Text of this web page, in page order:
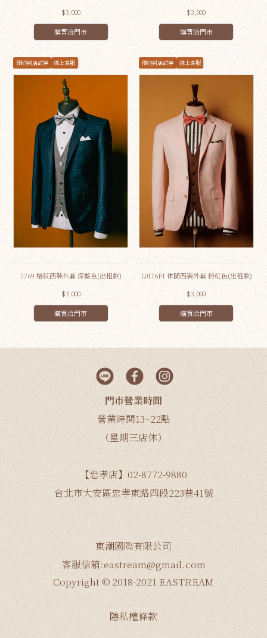
$3,000
購買洽門市
$3,000
購買洽門市
預約到店試穿 線上客服
7769 格紋西裝外套 深藍色(出租款)
$3,000
購買洽門市
預約到店試穿 線上客服
L0176PI 休閒西裝外套 粉紅色(出租款)
$3,000
購買洽門市
門市營業時間
營業時間13~22點
（星期三店休）
【忠孝店】02-8772-9880
台北市大安區忠孝東路四段223巷41號
東潮國際有限公司
客服信箱:eastream@gmail.com
Copyright © 2018-2021 EASTREAM
隱私權條款